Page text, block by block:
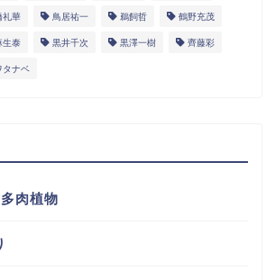
礼華 鳥居祐一 鵜飼哲 鶴野充茂
生泰 黒井千次 黒澤一樹 齊藤彩
タナベ
肉植物